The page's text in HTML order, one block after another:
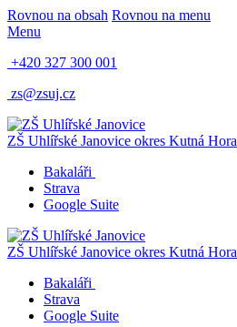
Rovnou na obsah Rovnou na menu
Menu
+420 327 300 001
zs@zsuj.cz
ZŠ Uhlířské Janovice okres Kutná Hora
Bakaláři
Strava
Google Suite
ZŠ Uhlířské Janovice okres Kutná Hora
Bakaláři
Strava
Google Suite